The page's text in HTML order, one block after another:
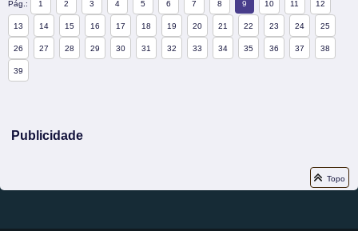
Pág.: 1 2 3 4 5 6 7 8 9 10 11 12
13 14 15 16 17 18 19 20 21 22 23 24 25
26 27 28 29 30 31 32 33 34 35 36 37 38
39
Publicidade
Topo